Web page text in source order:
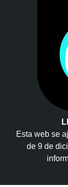
Esta web se
de 9 de